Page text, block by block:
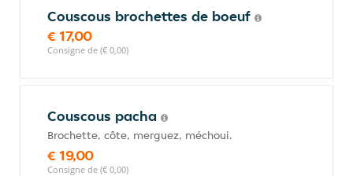
Couscous brochettes de boeuf
€ 17,00
Consigne de (€ 0,00)
Couscous pacha
Brochette, côte, merguez, méchoui.
€ 19,00
Consigne de (€ 0,00)